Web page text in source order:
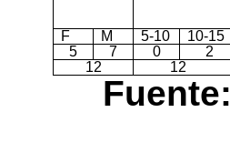
F M 5-10 10-15
5
7 0 2
12
12
Fuente: